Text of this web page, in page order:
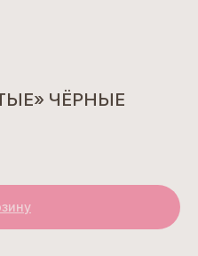
ЧЁРНЫЕ